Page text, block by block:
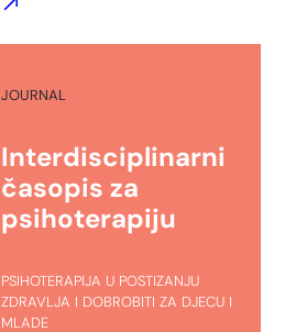
JOURNAL
Interdisciplinarni
časopis za
psihoterapiju
PSIHOTERAPIJA U POSTIZANJU
ZDRAVLJA I DOBROBITI ZA DJECU I
MLADE